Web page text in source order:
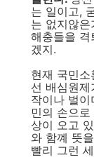
는 일이고,
는 없지않
해충들을
겠지.
현재 국민
선 배심원
작이나 벌
민의 손으
상이 오고
와 함꼐 뜻
빨리 그런